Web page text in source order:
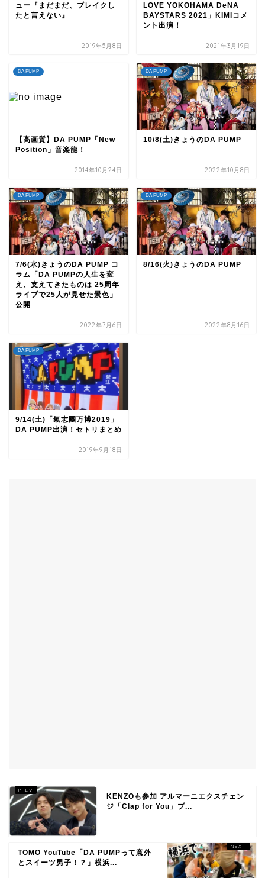
ュー『まだまだ、ブレイクし
たと言えない』
2019年5月8日
LOVE YOKOHAMA DeNA
BAYSTARS 2021」KIMIコメ
ント出演！
2021年3月19日
DA PUMP
【高画質】DA PUMP「New
Position」音楽龍！
2014年10月24日
DA PUMP
10/8(土)きょうのDA PUMP
2022年10月8日
DA PUMP
7/6(水)きょうのDA PUMP コ
ラム「DA PUMPの人生を変
え、支えてきたものは 25周年
ライブで25人が見せた景色」
公開
2022年7月6日
DA PUMP
8/16(火)きょうのDA PUMP
2022年8月16日
DA PUMP
9/14(土)「氣志團万博2019」
DA PUMP出演！セトリまとめ
2019年9月18日
KENZOも参加 アルマーニエクスチェン
ジ「Clap for You」プ...
TOMO YouTube「DA PUMPって意外
とスイーツ男子！？」横浜...